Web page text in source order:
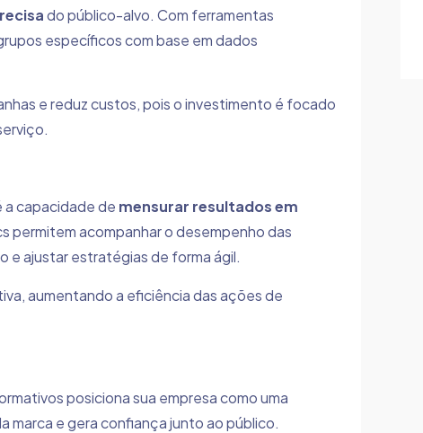
do público-alvo. Com ferramentas
específicos com base em dados
e reduz custos, pois o investimento é focado
a capacidade de mensurar resultados em
permitem acompanhar o desempenho das
e ajustar estratégias de forma ágil.
aumentando a eficiência das ações de
posiciona sua empresa como uma
marca e gera confiança junto ao público.